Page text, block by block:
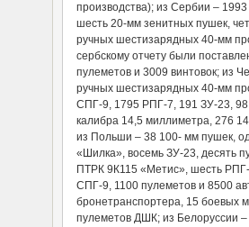
производства); из Сербии –
шесть 20-мм зенитных пушек,
ручных шестизарядных 40-мм
сербскому отчету были
пулеметов и 3009 винтовок; из
ручных шестизарядных 40-мм
СПГ-9, 1795 РПГ-7, 191 ЗУ-23, 98
калибра 14,5 миллиметра, 276
из Польши – 38 100- мм пушек,
«Шилка», восемь ЗУ-23, десять
ПТРК 9К115 «Метис», шесть
СПГ-9, 1100 пулеметов и 8500
бронетранспортера, 15 боевых
пулеметов ДШК; из Белоруссии